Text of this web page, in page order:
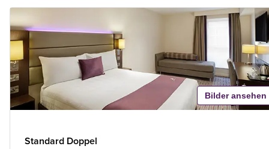
Bilder ansehen
Standard Doppel